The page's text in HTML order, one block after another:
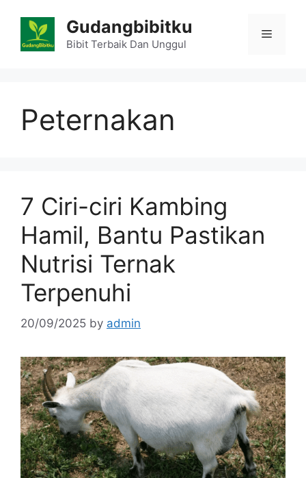
content
Gudangbibitku
Bibit Terbaik Dan Unggul
Menu
Peternakan
7 Ciri-ciri Kambing
Hamil, Bantu Pastikan
Nutrisi Ternak
Terpenuhi
20/09/2025 by admin